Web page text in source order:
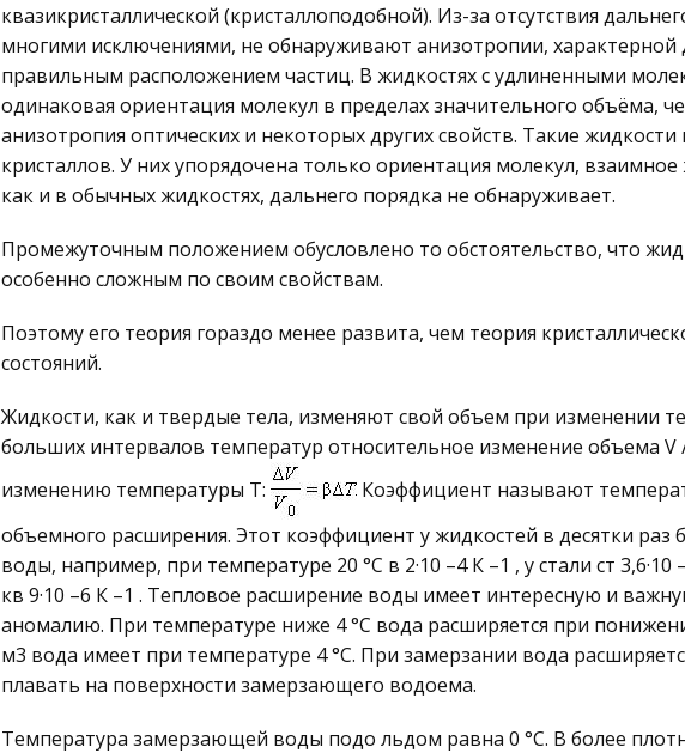
квазикристаллической (кристаллоподобной). Из-за отсутствия
многими исключениями, не обнаруживают анизотропии, характерной
правильным расположением частиц. В жидкостях с удлиненными
одинаковая ориентация молекул в пределах значительного объёма,
анизотропия оптических и некоторых других свойств. Такие
кристаллов. У них упорядочена только ориентация молекул,
как и в обычных жидкостях, дальнего порядка не обнаруживает.
Промежуточным положением обусловлено то обстоятельство, что
особенно сложным по своим свойствам.
Поэтому его теория гораздо менее развита, чем теория
состояний.
Жидкости, как и твердые тела, изменяют свой объем при изменении
больших интервалов температур относительное изменение объема
изменению температуры T:
Коэффициент называют
объемного расширения. Этот коэффициент у жидкостей в десятки раз
воды, например, при температуре 20 °С в 2·10 –4 К –1 , у стали ст 3,6·10
кв 9·10 –6 К –1 . Тепловое расширение воды имеет интересную и
аномалию. При температуре ниже 4 °С вода расширяется при
м3 вода имеет при температуре 4 °С. При замерзании вода
плавать на поверхности замерзающего водоема.
Температура замерзающей воды подо льдом равна 0 °С. В более